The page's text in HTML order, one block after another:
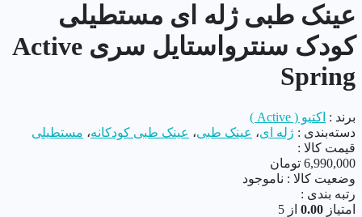
عینک طبی ژله ای مستطیلی
کودک سنترواستایل سری Active
Spring
برند : اکتیو ( Active )
دسته‌بندی : ژله ای، عینک طبی، عینک طبی کودکانه، مستطیلی
قیمت کالا :
6,990,000 تومان
وضعیت کالا : ناموجود
رتبه بندی :
امتیاز 0.00 از 5